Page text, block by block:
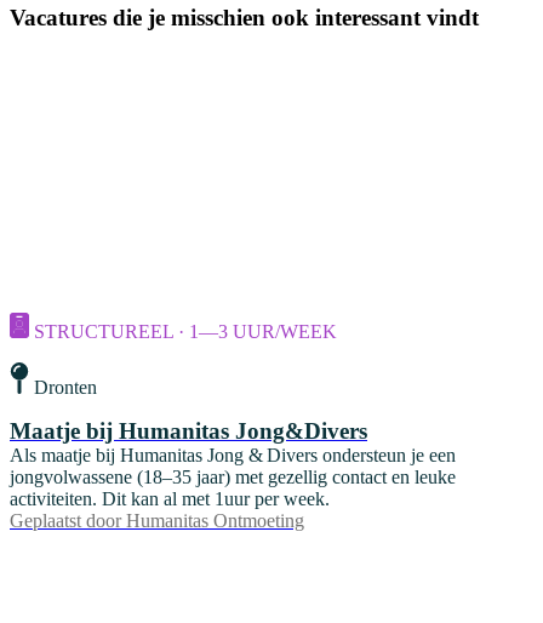
Vacatures die je misschien ook interessant vindt
STRUCTUREEL · 1—3 UUR/WEEK
Dronten
Maatje bij Humanitas Jong&Divers
Als maatje bij Humanitas Jong & Divers ondersteun je een
jongvolwassene (18–35 jaar) met gezellig contact en leuke
activiteiten. Dit kan al met 1uur per week.
Geplaatst door Humanitas Ontmoeting